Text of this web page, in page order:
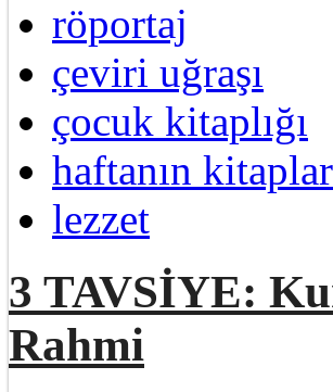
röportaj
çeviri uğraşı
çocuk kitaplığı
haftanın
lezzet
3 TAVSİYE:
Rahmi